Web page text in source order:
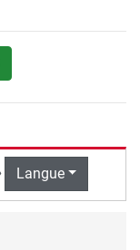
Langue